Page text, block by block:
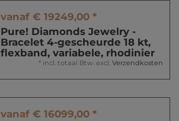
vanaf € 19249,00 *
Pure! Diamonds Jewelry -
Bracelet 4-gescheurde 18 kt,
flexband, variabele, rhodinier
* incl. totaal Btw. excl. Verzendkosten
vanaf € 16099,00 *